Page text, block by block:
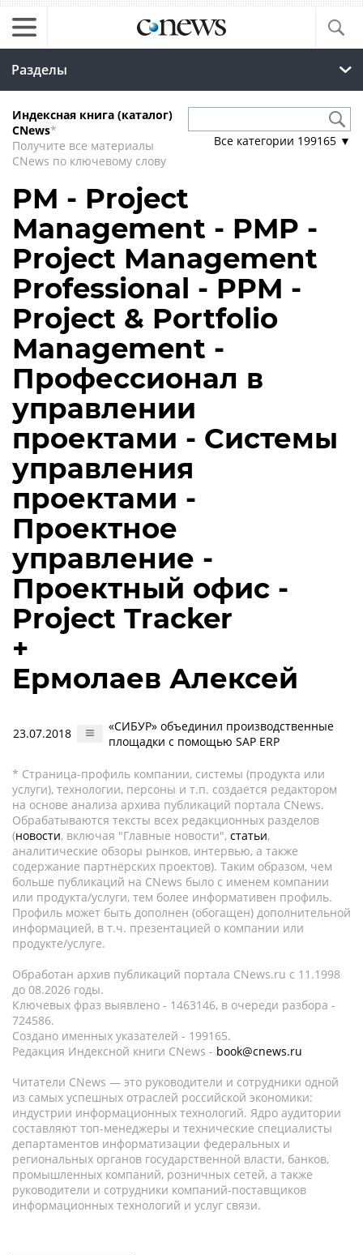
Разделы
Индексная книга (каталог)
CNews*
Получите все материалы
CNews по ключевому слову
Все категории 199165 ▼
PM - Project
Management - PMP -
Project Management
Professional - PPM -
Project & Portfolio
Management -
Профессионал в
управлении
проектами - Системы
управления
проектами -
Проектное
управление -
Проектный офис -
Project Tracker
+
Ермолаев Алексей
23.07.2018
«СИБУР» объединил производственные
площадки с помощью SAP ERP
* Страница-профиль компании, системы (продукта или
услуги), технологии, персоны и т.п. создается редактором
на основе анализа архива публикаций портала CNews.
Обрабатываются тексты всех редакционных разделов
(новости, включая "Главные новости", статьи,
аналитические обзоры рынков, интервью, а также
содержание партнёрских проектов). Таким образом, чем
больше публикаций на CNews было с именем компании
или продукта/услуги, тем более информативен профиль.
Профиль может быть дополнен (обогащен) дополнительной
информацией, в т.ч. презентацией о компании или
продукте/услуге.
Обработан архив публикаций портала CNews.ru c 11.1998
до 08.2026 годы.
Ключевых фраз выявлено - 1463146, в очереди разбора -
724586.
Создано именных указателей - 199165.
Редакция Индексной книги CNews - book@cnews.ru
Читатели CNews — это руководители и сотрудники одной
из самых успешных отраслей российской экономики:
индустрии информационных технологий. Ядро аудитории
составляют топ-менеджеры и технические специалисты
департаментов информатизации федеральных и
региональных органов государственной власти, банков,
промышленных компаний, розничных сетей, а также
руководители и сотрудники компаний-поставщиков
информационных технологий и услуг связи.